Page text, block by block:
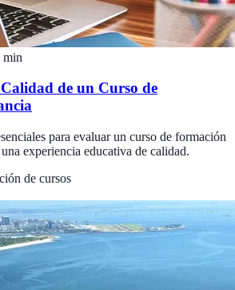
min
de un Curso de
para evaluar un curso de formación
experiencia educativa de calidad.
de cursos